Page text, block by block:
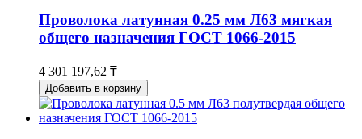
Проволока латунная 0.25 мм Л63 мягкая
общего назначения ГОСТ 1066-2015
4 301 197,62 ₸
Добавить в корзину